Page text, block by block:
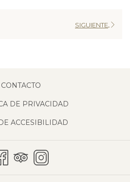
SIGUIENTE
CONTACTO
DE PRIVACIDAD
ACCESIBILIDAD